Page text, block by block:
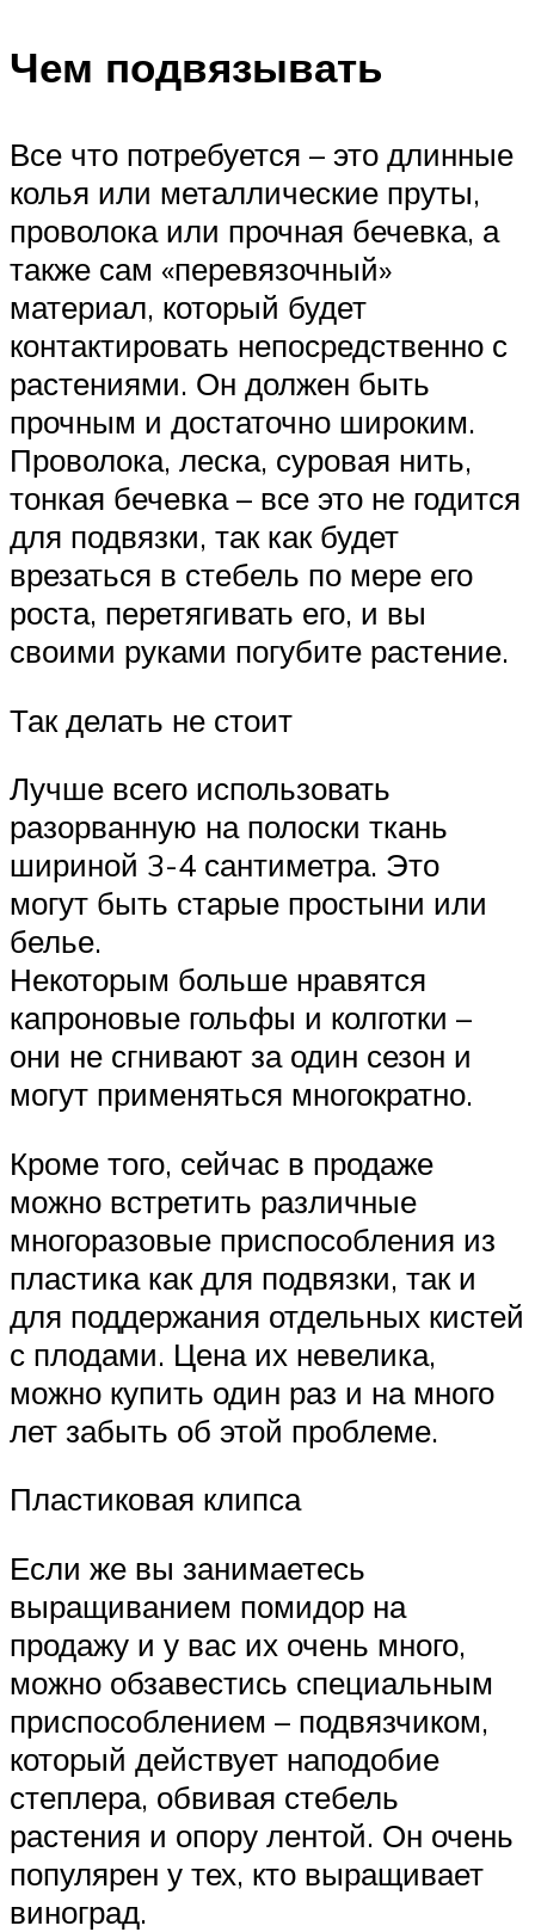
Чем подвязывать
Все что потребуется – это длинные
колья или металлические пруты,
проволока или прочная бечевка, а
также сам «перевязочный»
материал, который будет
контактировать непосредственно с
растениями. Он должен быть
прочным и достаточно широким.
Проволока, леска, суровая нить,
тонкая бечевка – все это не годится
для подвязки, так как будет
врезаться в стебель по мере его
роста, перетягивать его, и вы
своими руками погубите растение.
Так делать не стоит
Лучше всего использовать
разорванную на полоски ткань
шириной 3-4 сантиметра. Это
могут быть старые простыни или
белье.
Некоторым больше нравятся
капроновые гольфы и колготки –
они не сгнивают за один сезон и
могут применяться многократно.
Кроме того, сейчас в продаже
можно встретить различные
многоразовые приспособления из
пластика как для подвязки, так и
для поддержания отдельных кистей
с плодами. Цена их невелика,
можно купить один раз и на много
лет забыть об этой проблеме.
Пластиковая клипса
Если же вы занимаетесь
выращиванием помидор на
продажу и у вас их очень много,
можно обзавестись специальным
приспособлением – подвязчиком,
который действует наподобие
степлера, обвивая стебель
растения и опору лентой. Он очень
популярен у тех, кто выращивает
виноград.